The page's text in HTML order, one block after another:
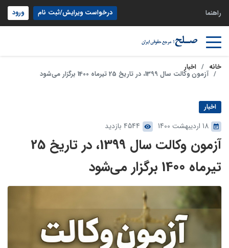
راهنما درخواست ویرایش/ثبت نام ورود
خانه اخبار
آزمون وکالت سال 1399، در تاریخ 25 تیرماه 1400 برگزار می‌شود
اخبار
18 اردیبهشت 1400 4544 بازدید
آزمون وکالت سال 1399، در تاریخ 25
تیرماه 1400 برگزار می‌شود